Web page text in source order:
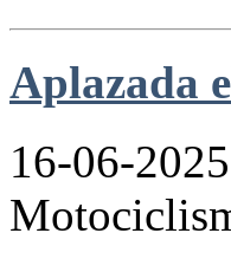
Aplazada
16-06-